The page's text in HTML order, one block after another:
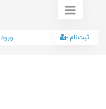
ورود ثبت‌نام